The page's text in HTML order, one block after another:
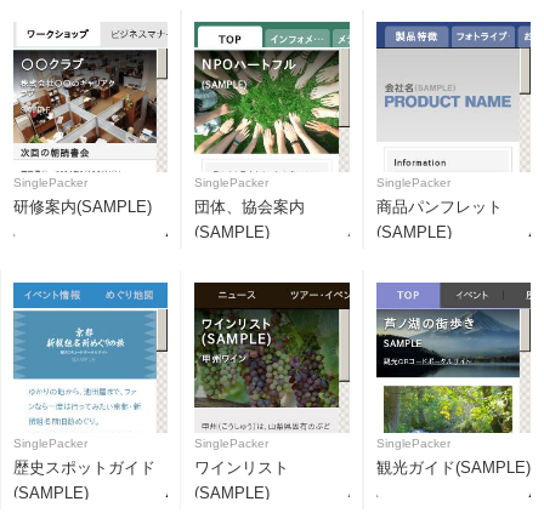
SinglePacker
研修案内(SAMPLE)
SinglePacker
団体、協会案内
(SAMPLE)
SinglePacker
商品パンフレット
(SAMPLE)
SinglePacker
歴史スポットガイド
(SAMPLE)
SinglePacker
ワインリスト
(SAMPLE)
SinglePacker
観光ガイド(SAMPLE)